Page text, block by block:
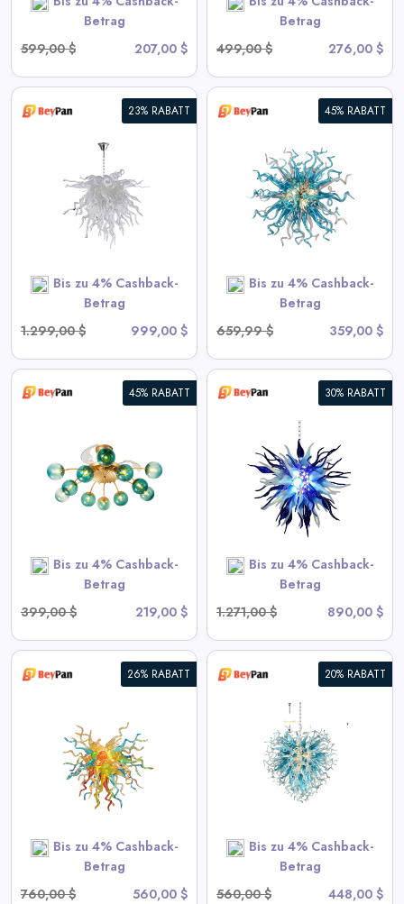
Betrag
599,00 $
207,00 $
Betrag
499,00 $
276,00 $
SHOP NOW
23% RABATT
Bis zu 4% Cashback-
Betrag
1.299,00 $
999,00 $
45% RABATT
Bis zu 4% Cashback-
Betrag
659,99 $
359,00 $
Moderne Blown Glass
Chandelier Sputnik Form
View All BeyPan Deals
SHOP NOW
45% RABATT
Bis zu 4% Cashback-
Betrag
399,00 $
219,00 $
30% RABATT
Bis zu 4% Cashback-
Betrag
1.271,00 $
890,00 $
Kronleuchter Gradient Blau
und Frosted Weiß
View All BeyPan Deals
SHOP NOW
26% RABATT
Bis zu 4% Cashback-
Betrag
760,00 $
560,00 $
20% RABATT
Bis zu 4% Cashback-
Betrag
560,00 $
448,00 $
Blown Glass Chandeliers
Chihuly Style Blau
View All BeyPan Deals
SHOP NOW